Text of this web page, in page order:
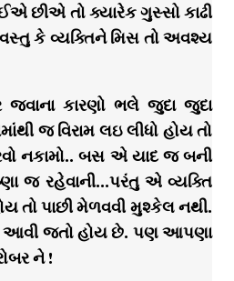
છીએ તો ક્યારેક ગુસ્સો કાઢી
કે વ્યક્તિને મિસ તો અવશ્ય
જવાના કારણો ભલે જુદા જુદા
જ વિરામ લઇ લીધો હોય તો
નકામો.. બસ એ યાદ જ બની
જ રહેવાની…પરંતુ એ વ્યક્તિ
તો પાછી મેળવવી મુશ્કેલ નથી.
આવી જતો હોય છે. પણ આપણા
ને !